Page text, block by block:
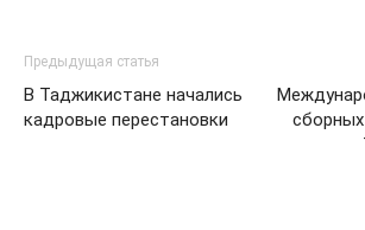
Предыдущая статья
В Таджикистане начались
кадровые перестановки